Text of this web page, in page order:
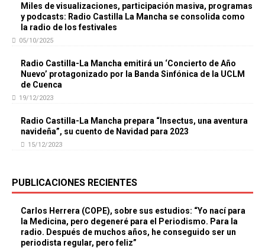
Miles de visualizaciones, participación masiva, programas
y podcasts: Radio Castilla La Mancha se consolida como
la radio de los festivales
05/10/2025
Radio Castilla-La Mancha emitirá un ‘Concierto de Año
Nuevo’ protagonizado por la Banda Sinfónica de la UCLM
de Cuenca
19/12/2023
Radio Castilla-La Mancha prepara “Insectus, una aventura
navideña”, su cuento de Navidad para 2023
15/12/2023
PUBLICACIONES RECIENTES
Carlos Herrera (COPE), sobre sus estudios: “Yo nací para
la Medicina, pero degeneré para el Periodismo. Para la
radio. Después de muchos años, he conseguido ser un
periodista regular, pero feliz”